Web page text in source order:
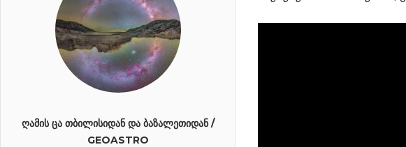
ᲦᲐᲛᲘᲡ ᲪᲐ ᲗᲑᲘᲚᲘᲡᲘᲓᲐᲜ ᲓᲐ ᲑᲐᲖᲐᲚᲔᲗᲘᲓᲐᲜ /
GEOASTRO